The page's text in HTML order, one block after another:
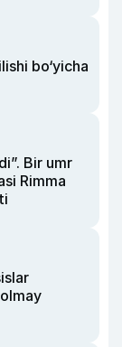
bo‘yicha
Bir umr
Rimma